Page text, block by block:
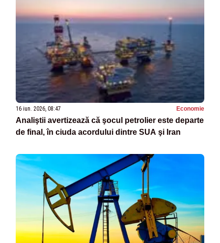
16 iun. 2026, 08:47 Economie
Analiştii avertizează că şocul petrolier este departe
de final, în ciuda acordului dintre SUA şi Iran